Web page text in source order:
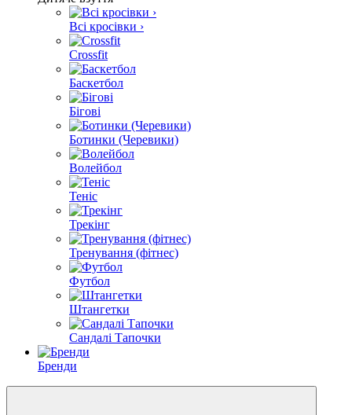
Всі кросівки ›
Crossfit
Баскетбол
Бігові
Ботинки (Черевики)
Волейбол
Теніс
Трекінг
Тренування (фітнес)
Футбол
Штангетки
Сандалі Тапочки
Бренди